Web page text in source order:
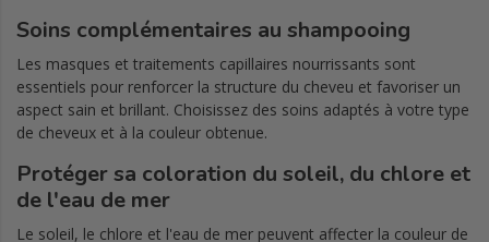
Soins complémentaires au shampooing
Les masques et traitements capillaires nourrissants sont
essentiels pour renforcer la structure du cheveu et favoriser un
aspect sain et brillant. Choisissez des soins adaptés à votre type
de cheveux et à la couleur obtenue.
Protéger sa coloration du soleil, du chlore et
de l'eau de mer
Le soleil, le chlore et l'eau de mer peuvent affecter la couleur de